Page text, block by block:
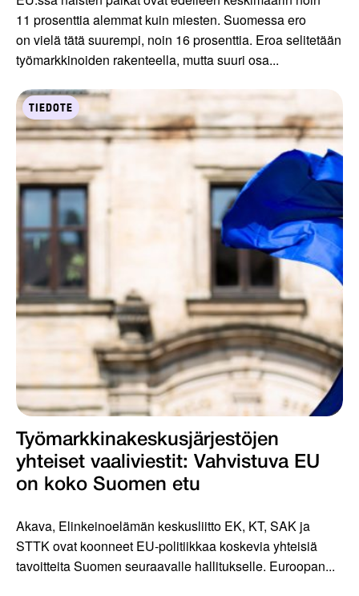
11 prosenttia alemmat kuin miesten. Suomessa ero
on vielä tätä suurempi, noin 16 prosenttia. Eroa selitetään
työmarkkinoiden rakenteella, mutta suuri osa...
TIEDOTE
Työmarkkinakeskus­järjestöjen
yhteiset vaaliviestit: Vahvis­tuva EU
on koko Suomen etu
Akava, Elinkeinoelämän keskusliitto EK, KT, SAK ja
STTK ovat koonneet EU-politiikkaa koskevia yhteisiä
tavoitteita Suomen seuraavalle hallitukselle. Euroopan...